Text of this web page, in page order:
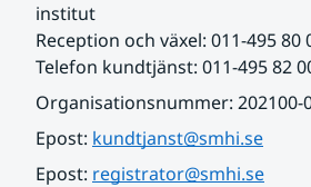
institut
Reception och växel: 011-495 80
Telefon kundtjänst: 011-495 82
Organisationsnummer: 202100-
Epost: kundtjanst@smhi.se
Epost: registrator@smhi.se